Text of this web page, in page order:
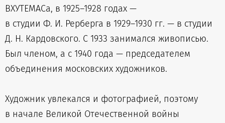
ВХУТЕМАСа, в 1925–1928 годах —
в студии Ф. И. Рерберга в 1929–1930 гг. — в студии
Д. Н. Кардовского. С 1933 занимался живописью.
Был членом, а с 1940 года — председателем
объединения московских художников.
Художник увлекался и фотографией, поэтому
в начале Великой Отечественной войны